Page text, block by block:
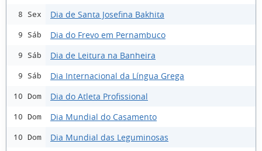
8 Sex Dia de Santa Josefina Bakhita
9 Sáb Dia do Frevo em Pernambuco
9 Sáb Dia de Leitura na Banheira
9 Sáb Dia Internacional da Língua Grega
10 Dom Dia do Atleta Profissional
10 Dom Dia Mundial do Casamento
10 Dom Dia Mundial das Leguminosas